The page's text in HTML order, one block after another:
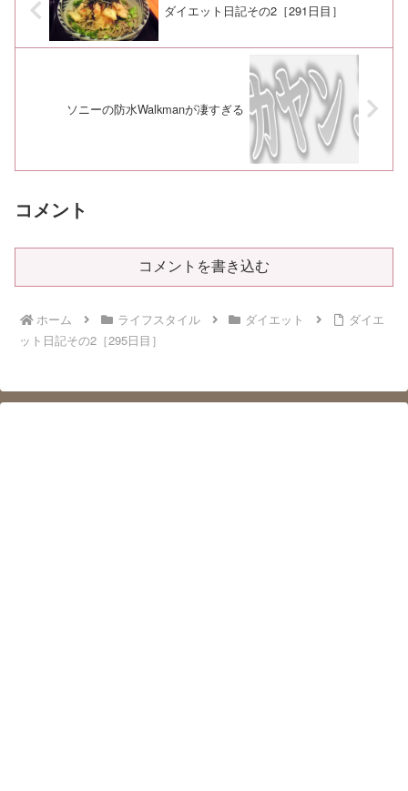
ダイエット日記その2［291日目］
ソニーの防水Walkmanが凄すぎる
コメント
コメントを書き込む
ホーム ライフスタイル ダイエット
ダイエ
ット日記その2［295日目］